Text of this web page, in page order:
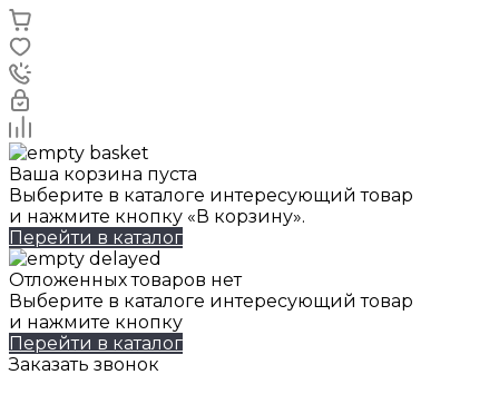
Ваша корзина пуста
Выберите в каталоге интересующий товар
и нажмите кнопку «В корзину».
Перейти в каталог
Отложенных товаров нет
Выберите в каталоге интересующий товар
и нажмите кнопку
Перейти в каталог
Заказать звонок